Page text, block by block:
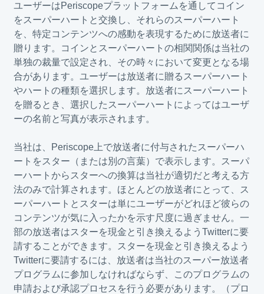
ユーザーはPeriscopeプラットフォームを通してコイン
をスーパーハートと交換し、それらのスーパーハート
を、特定コンテンツへの感動を表現するために放送者に
贈ります。コインとスーパーハートの相関関係は当社の
単独の裁量で設定され、その時々において変更となる場
合があります。ユーザーは放送者に贈るスーパーハート
やハートの種類を選択します。放送者にスーパーハート
を贈るとき、選択したスーパーハートによってはユーザ
ーの名前と写真が表示されます。
当社は、Periscope上で放送者に付与されたスーパーハ
ートをスター（または別の言葉）で表示します。スーパ
ーハートからスターへの換算は当社が適切だと考える方
法のみで計算されます。ほとんどの放送者にとって、ス
ーパーハートとスターは単にユーザーがどれほど彼らの
コンテンツが気に入ったかを示す尺度に過ぎません。一
部の放送者はスターを現金と引き換えるようTwitterに要
請することができます。スターを現金と引き換えるよう
Twitterに要請するには、放送者は当社のスーパー放送者
プログラムに参加しなければならず、このプログラムの
申請および承認プロセスを行う必要があります。（プロ